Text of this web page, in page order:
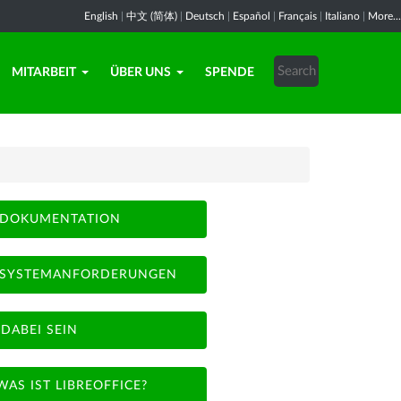
English 中文 (简体) Deutsch Español Français Italiano More...
MITARBEIT ÜBER UNS SPENDE
DOKUMENTATION
SYSTEMANFORDERUNGEN
DABEI SEIN
IST LIBREOFFICE?